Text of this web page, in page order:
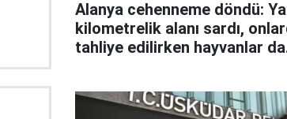
Alanya cehenneme döndü:
kilometrelik alanı sardı,
tahliye edilirken hayvanlar da